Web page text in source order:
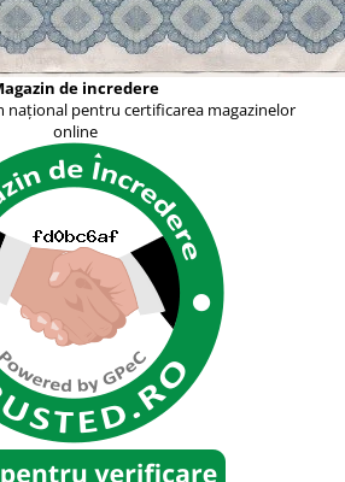
de incredere
național pentru certificarea magazinelor
online